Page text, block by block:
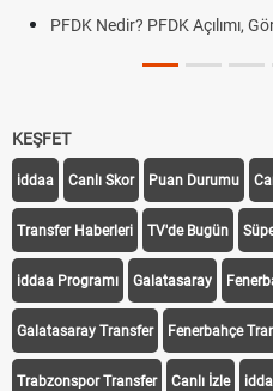
PFDK Nedir? PFDK Açılımı,
KEŞFET
iddaa Canlı Skor Puan Durumu
Transfer Haberleri TV'de Bugün
iddaa Programı Galatasaray
Galatasaray Transfer Fenerbahçe
Trabzonspor Transfer Canlı İzle